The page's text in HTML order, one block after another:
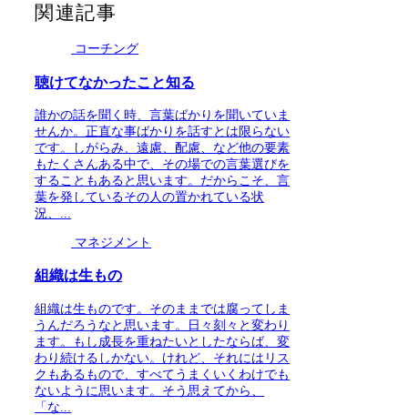
関連記事
コーチング
聴けてなかったこと知る
誰かの話を聞く時、言葉ばかりを聞いていま
せんか。正直な事ばかりを話すとは限らない
です。しがらみ、遠慮、配慮、など他の要素
もたくさんある中で、その場での言葉選びを
することもあると思います。だからこそ、言
葉を発しているその人の置かれている状
況、...
マネジメント
組織は生もの
組織は生ものです。そのままでは腐ってしま
うんだろうなと思います。日々刻々と変わり
ます。もし成長を重ねたいとしたならば、変
わり続けるしかない。けれど、それにはリス
クもあるもので、すべてうまくいくわけでも
ないように思います。そう思えてから、
「な...